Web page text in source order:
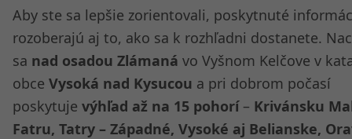
Aby ste sa lepšie zorientovali, poskytnuté
rozoberajú aj to, ako sa k rozhľadni dostanete.
sa nad osadou Zlámaná vo Vyšnom Kelčove v
obce Vysoká nad Kysucou a pri dobrom počasí
poskytuje výhľad až na 15 pohorí– Krivánsku
Fatru, Tatry – Západné, Vysoké aj Belianske,